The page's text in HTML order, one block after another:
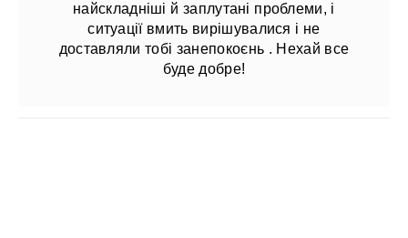
найскладніші й заплутані проблеми, і
ситуації вмить вирішувалися і не
доставляли тобі занепокоєнь . Нехай все
буде добре!